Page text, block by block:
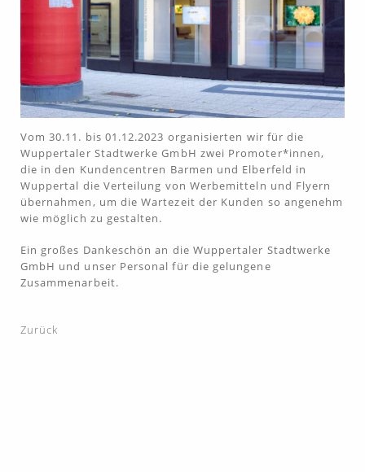
Vom 30.11. bis 01.12.2023 organisierten wir für die
Wuppertaler Stadtwerke GmbH zwei Promoter*innen,
die in den Kundencentren Barmen und Elberfeld in
Wuppertal die Verteilung von Werbemitteln und Flyern
übernahmen, um die Wartezeit der Kunden so angenehm
wie möglich zu gestalten.
Ein großes Dankeschön an die Wuppertaler Stadtwerke
GmbH und unser Personal für die gelungene
Zusammenarbeit.
Zurück